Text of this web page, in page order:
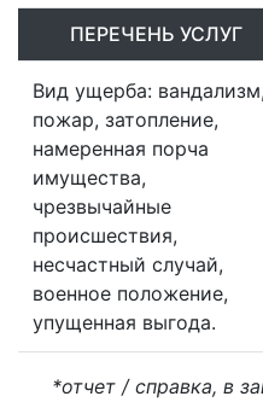
ПЕРЕЧЕНЬ УСЛУГ
Вид ущерба: вандализм,
пожар, затопление,
намеренная порча
имущества,
чрезвычайные
происшествия,
несчастный случай,
военное положение,
упущенная выгода.
*отчет / справка, в